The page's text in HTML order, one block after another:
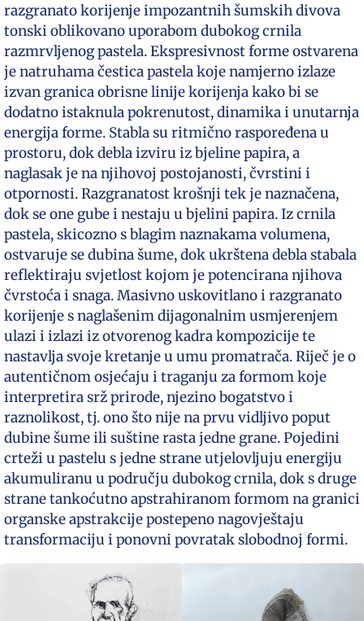
razgranato korijenje impozantnih šumskih divova
tonski oblikovano uporabom dubokog crnila
razmrvljenog pastela. Ekspresivnost forme ostvarena
je natruhama čestica pastela koje namjerno izlaze
izvan granica obrisne linije korijenja kako bi se
dodatno istaknula pokrenutost, dinamika i unutarnja
energija forme. Stabla su ritmično raspoređena u
prostoru, dok debla izviru iz bjeline papira, a
naglasak je na njihovoj postojanosti, čvrstini i
otpornosti. Razgranatost krošnji tek je naznačena,
dok se one gube i nestaju u bjelini papira. Iz crnila
pastela, skicozno s blagim naznakama volumena,
ostvaruje se dubina šume, dok ukrštena debla stabala
reflektiraju svjetlost kojom je potencirana njihova
čvrstoća i snaga. Masivno uskovitlano i razgranato
korijenje s naglašenim dijagonalnim usmjerenjem
ulazi i izlazi iz otvorenog kadra kompozicije te
nastavlja svoje kretanje u umu promatrača. Riječ je o
autentičnom osjećaju i traganju za formom koje
interpretira srž prirode, njezino bogatstvo i
raznolikost, tj. ono što nije na prvu vidljivo poput
dubine šume ili suštine rasta jedne grane. Pojedini
crteži u pastelu s jedne strane utjelovljuju energiju
akumuliranu u području dubokog crnila, dok s druge
strane tankoćutno apstrahiranom formom na granici
organske apstrakcije postepeno nagovještaju
transformaciju i ponovni povratak slobodnoj formi.